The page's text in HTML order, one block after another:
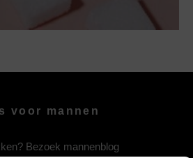
voor mannen
Bezoek mannenblog